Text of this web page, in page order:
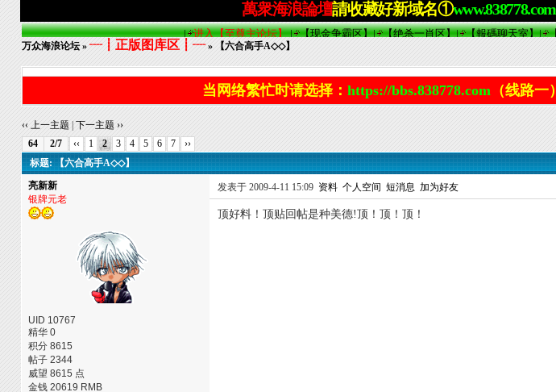
万众海浪论坛» ┈┋正版图库区┋┈» 【六合高手A◇◇】
当网络繁忙时请选择： https://bbs.838778.com（线路一）
‹‹ 上一主题
下一主题 ››
64
2/7 ‹‹ 1 2 3 4 5 6 7
››
标题: 【六合高手A◇◇】
亮新新
银牌元老
UID 10767
精华 0
积分 8615
帖子 2344
威望 8615 点
金钱 20619 RMB
发表于 2009-4-11 15:09 资料 个人空间 短消息 加为好友
顶好料！顶贴回帖是种美德!顶！顶！顶！